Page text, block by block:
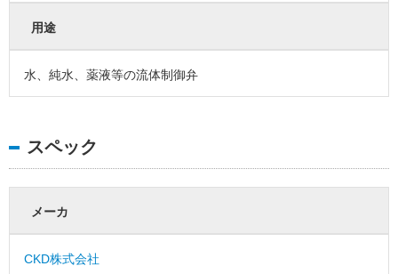
用途
水、純水、薬液等の流体制御弁
スペック
メーカ
CKD株式会社